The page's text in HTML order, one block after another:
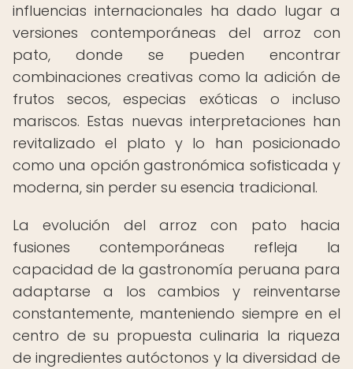
influencias internacionales ha dado lugar a
versiones contemporáneas del arroz con
pato, donde se pueden encontrar
combinaciones creativas como la adición de
frutos secos, especias exóticas o incluso
mariscos. Estas nuevas interpretaciones han
revitalizado el plato y lo han posicionado
como una opción gastronómica sofisticada y
moderna, sin perder su esencia tradicional.
La evolución del arroz con pato hacia
fusiones contemporáneas refleja la
capacidad de la gastronomía peruana para
adaptarse a los cambios y reinventarse
constantemente, manteniendo siempre en el
centro de su propuesta culinaria la riqueza
de ingredientes autóctonos y la diversidad de